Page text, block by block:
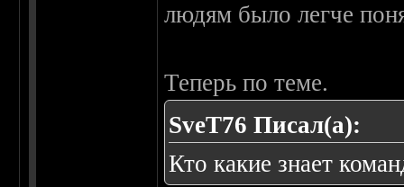
людям было легче
Теперь по теме.
SveT76 Писал(а):
Кто какие знает